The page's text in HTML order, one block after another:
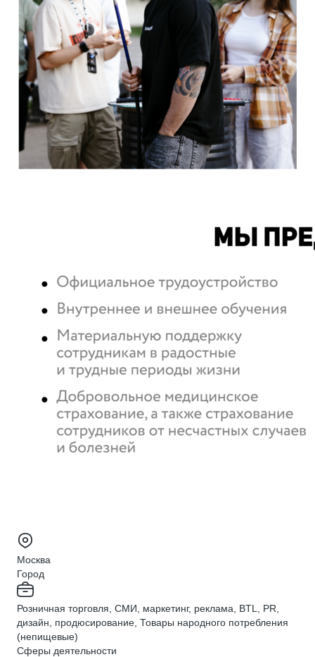
Москва
Город
Розничная торговля, СМИ, маркетинг, реклама, BTL, PR,
дизайн, продюсирование, Товары народного потребления
(непищевые)
Сферы деятельности